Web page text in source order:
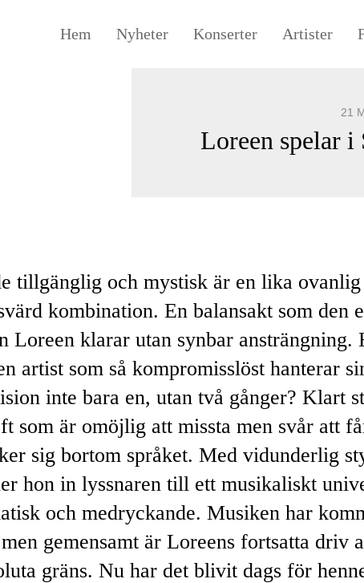
Hem Nyheter Konserter Artister
21
Loreen spelar
tillgänglig och mystisk är en lika ovanlig
kombination. En balansakt som den
Loreen klarar utan synbar ansträngning.
artist som så kompromisslöst hanterar
inte bara en, utan två gånger? Klart
som är omöjlig att missta men svår att
sig bortom språket. Med vidunderlig
hon in lyssnaren till ett musikaliskt
och medryckande. Musiken har
gemensamt är Loreens fortsatta driv
gräns. Nu har det blivit dags för